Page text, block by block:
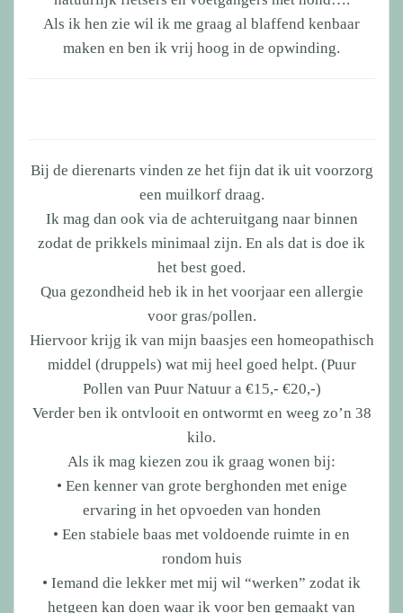
Als ik hen zie wil ik me graag al blaffend kenbaar
maken en ben ik vrij hoog in de opwinding.
Bij de dierenarts vinden ze het fijn dat ik uit voorzorg
een muilkorf draag.
Ik mag dan ook via de achteruitgang naar binnen
zodat de prikkels minimaal zijn. En als dat is doe ik
het best goed.
Qua gezondheid heb ik in het voorjaar een allergie
voor gras/pollen.
Hiervoor krijg ik van mijn baasjes een homeopathisch
middel (druppels) wat mij heel goed helpt. (Puur
Pollen van Puur Natuur a €15,- €20,-)
Verder ben ik ontvlooit en ontwormt en weeg zo’n 38
kilo.
Als ik mag kiezen zou ik graag wonen bij:
• Een kenner van grote berghonden met enige
ervaring in het opvoeden van honden
• Een stabiele baas met voldoende ruimte in en
rondom huis
• Iemand die lekker met mij wil “werken” zodat ik
hetgeen kan doen waar ik voor ben gemaakt van